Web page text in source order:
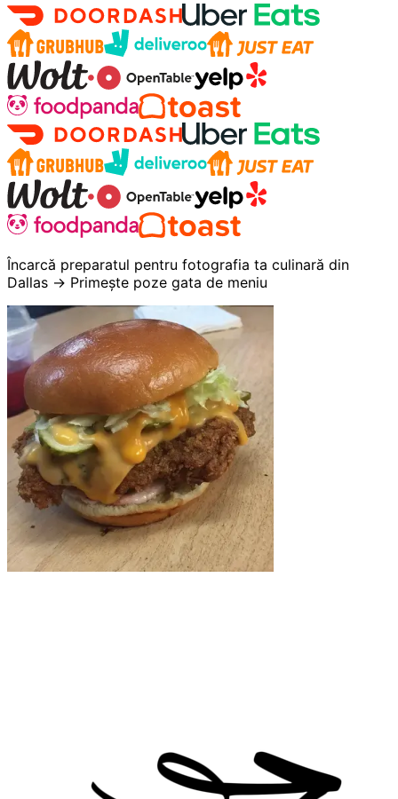
Încarcă preparatul pentru fotografia ta culinară din
Dallas → Primește poze gata de meniu